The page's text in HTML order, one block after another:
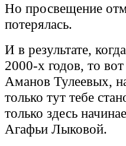
Но просвещение
потерялась.
И в результате,
2000-х годов, то
Аманов Тулеевых,
только тут тебе
только здесь
Агафьи Лыковой.